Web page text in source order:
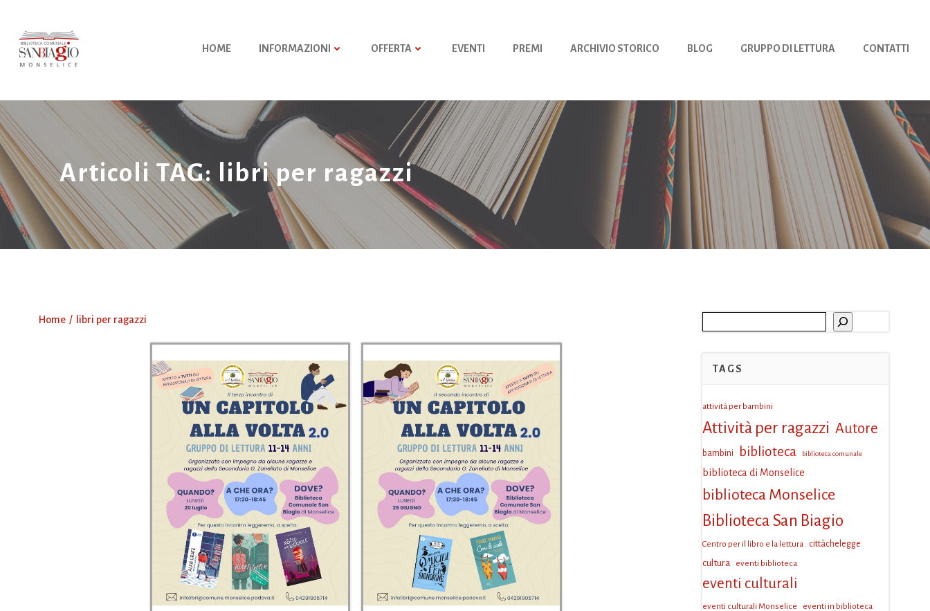
contenuto
HOME INFORMAZIONI OFFERTA EVENTI PREMI ARCHIVIO STORICO BLOG GRUPPO DI LETTURA CONTATTI
Articoli TAG: libri per ragazzi
Home libri per ragazzi
TAGS
attività per bambini
Attività per ragazzi Autore
bambini biblioteca biblioteca comunale
biblioteca di Monselice
biblioteca Monselice
Biblioteca San Biagio
Centro per il libro e la lettura cittàchelegge
cultura eventi biblioteca
eventi culturali
eventi culturali Monselice eventi in biblioteca